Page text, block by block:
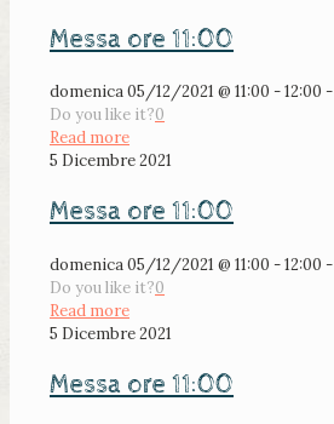
Messa ore 11:00
domenica 05/12/2021 @ 11:00 - 12:00 -
Do you like it?0
Read more
5 Dicembre 2021
Messa ore 11:00
domenica 05/12/2021 @ 11:00 - 12:00 -
Do you like it?0
Read more
5 Dicembre 2021
Messa ore 11:00